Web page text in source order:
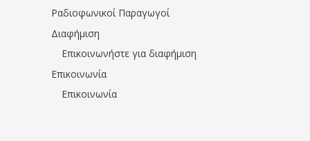
Ραδιοφωνικοί Παραγωγοί
Διαφήμιση
Επικοινωνήστε για διαφήμιση
Επικοινωνία
Επικοινωνία